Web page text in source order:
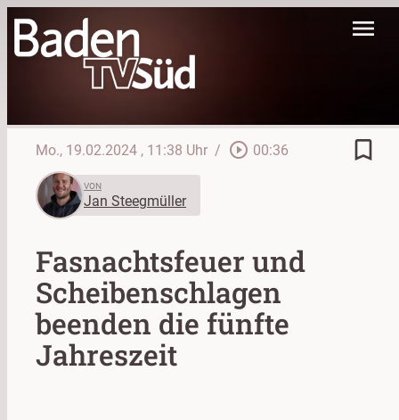
menu
Mo., 19.02.2024 , 11:38 Uhr / play_circle_outline 00:36 bookmark_border
VON
Jan Steegmüller
Fasnachtsfeuer und
Scheibenschlagen
beenden die fünfte
Jahreszeit